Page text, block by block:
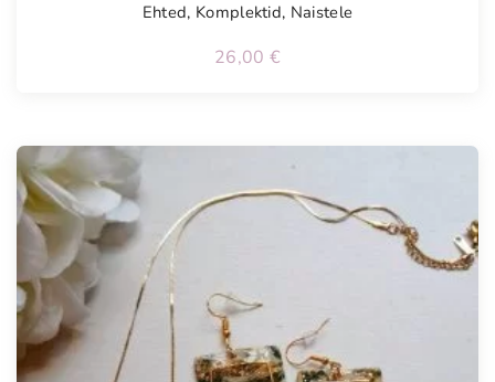
Ehted, Komplektid, Naistele
26,00 €